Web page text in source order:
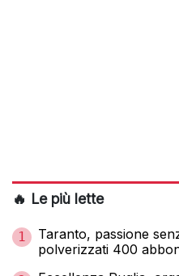
🔥 Le più lette
1
Taranto, passione
polverizzati 400